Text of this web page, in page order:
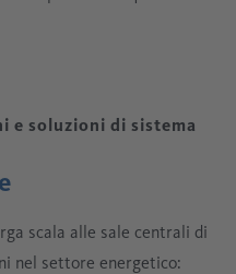
e soluzioni di sistema
scala alle sale centrali di
nel settore energetico: